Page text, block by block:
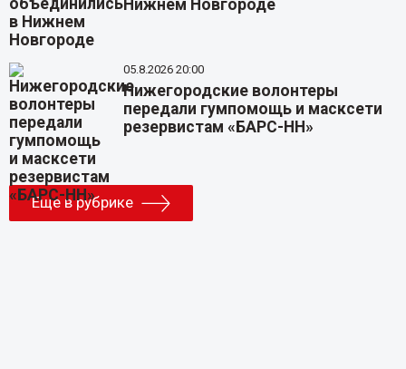
Нижнем Новгороде
05.8.2026 20:00
Нижегородские волонтеры
передали гумпомощь и масксети
резервистам «БАРС-НН»
Еще в рубрике